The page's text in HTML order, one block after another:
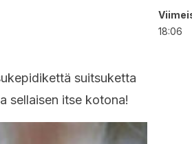
suitsuketta
sellaisen itse kotona!
18:06